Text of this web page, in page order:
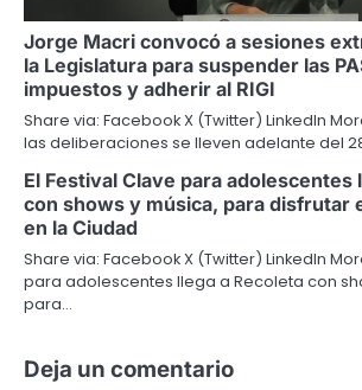
Jorge Macri convocó a sesiones
la Legislatura para suspender las
impuestos y adherir al RIGI
Share via: Facebook X (Twitter) LinkedIn
las deliberaciones se lleven adelante del
El Festival Clave para adolescentes
con shows y música, para disfrutar
en la Ciudad
Share via: Facebook X (Twitter) LinkedIn
para adolescentes llega a Recoleta con
para…
Deja un comentario